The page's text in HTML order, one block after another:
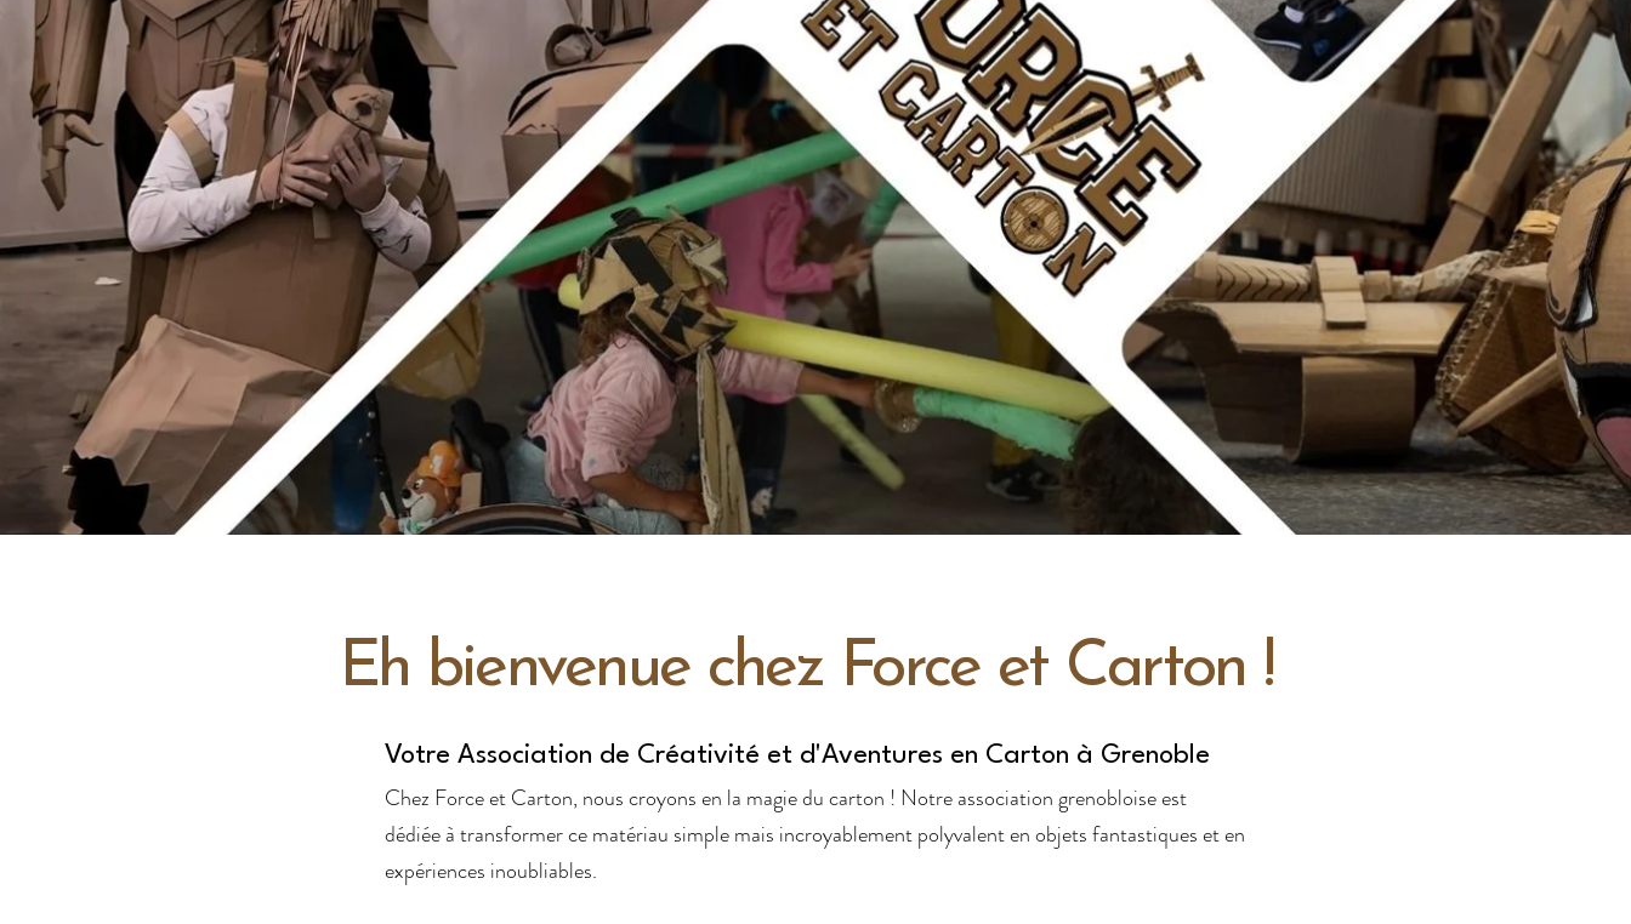
Eh bienvenue chez Force et Carton !
Votre Association de Créativité et d'Aventures en Carton à Grenoble
Chez Force et Carton, nous croyons en la magie du carton ! Notre association grenobloise est
dédiée à transformer ce matériau simple mais incroyablement polyvalent en objets fantastiques et en
expériences inoubliables.